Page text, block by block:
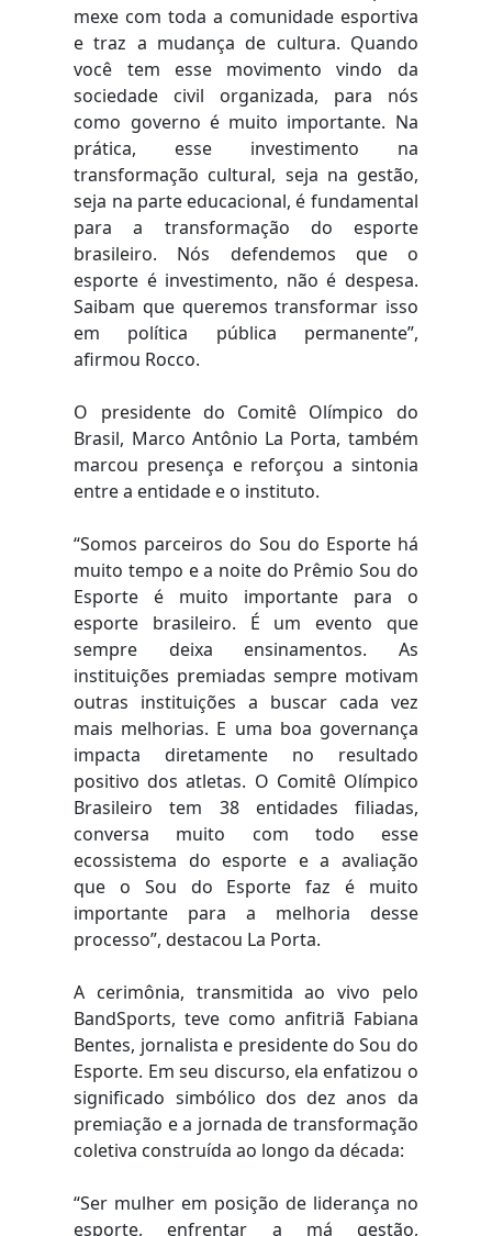
mexe com toda a comunidade esportiva
e traz a mudança de cultura. Quando
você tem esse movimento vindo da
sociedade civil organizada, para nós
como governo é muito importante. Na
prática, esse investimento na
transformação cultural, seja na gestão,
seja na parte educacional, é fundamental
para a transformação do esporte
brasileiro. Nós defendemos que o
esporte é investimento, não é despesa.
Saibam que queremos transformar isso
em política pública permanente”,
afirmou Rocco.
O presidente do Comitê Olímpico do
Brasil, Marco Antônio La Porta, também
marcou presença e reforçou a sintonia
entre a entidade e o instituto.
“Somos parceiros do Sou do Esporte há
muito tempo e a noite do Prêmio Sou do
Esporte é muito importante para o
esporte brasileiro. É um evento que
sempre deixa ensinamentos. As
instituições premiadas sempre motivam
outras instituições a buscar cada vez
mais melhorias. E uma boa governança
impacta diretamente no resultado
positivo dos atletas. O Comitê Olímpico
Brasileiro tem 38 entidades filiadas,
conversa muito com todo esse
ecossistema do esporte e a avaliação
que o Sou do Esporte faz é muito
importante para a melhoria desse
processo”, destacou La Porta.
A cerimônia, transmitida ao vivo pelo
BandSports, teve como anfitriã Fabiana
Bentes, jornalista e presidente do Sou do
Esporte. Em seu discurso, ela enfatizou o
significado simbólico dos dez anos da
premiação e a jornada de transformação
coletiva construída ao longo da década:
“Ser mulher em posição de liderança no
esporte, enfrentar a má gestão,